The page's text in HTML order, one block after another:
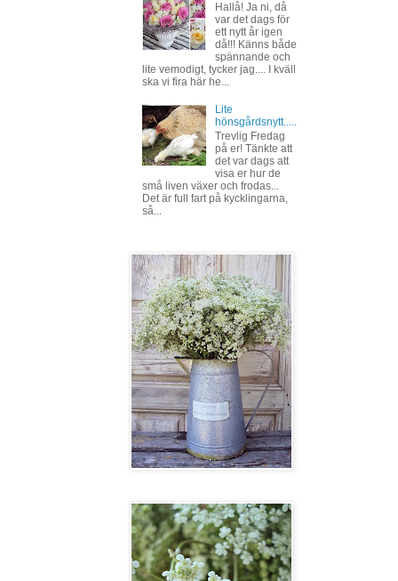
Hallå! Ja ni, då
var det dags för
ett nytt år igen
då!!! Känns både
spännande och
lite vemodigt, tycker jag.... I kväll
ska vi fira här he...
Lite
hönsgårdsnytt.....
Trevlig Fredag
på er! Tänkte att
det var dags att
visa er hur de
små liven växer och frodas...
Det är full fart på kycklingarna,
så...